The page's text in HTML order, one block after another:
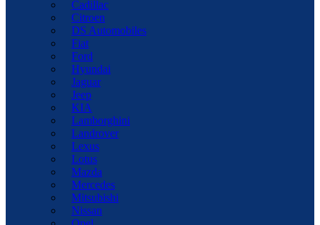
Cadillac
Citroen
DS Automobiles
Fiat
Ford
Hyundai
Jaguar
Jeep
KIA
Lamborghini
Landrover
Lexus
Lotus
Mazda
Mercedes
Mitsubishi
Nissan